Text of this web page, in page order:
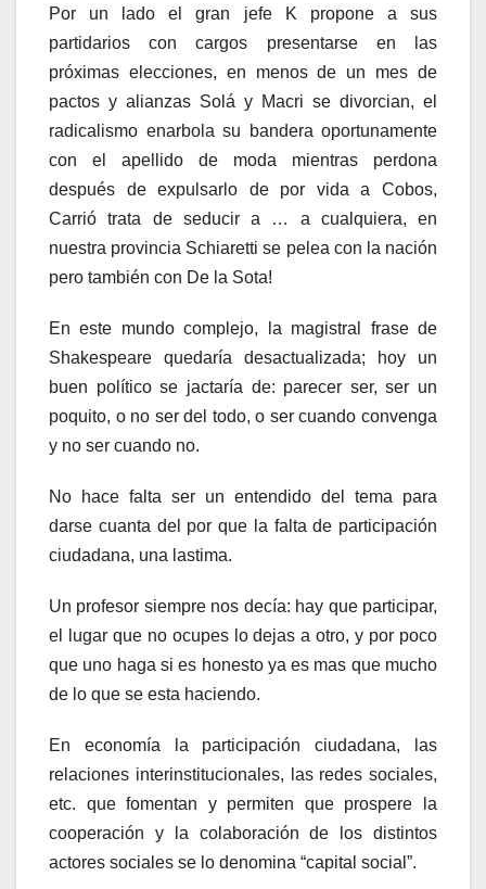
Por un lado el gran jefe K propone a sus
partidarios con cargos presentarse en las
próximas elecciones, en menos de un mes de
pactos y alianzas Solá y Macri se divorcian, el
radicalismo enarbola su bandera oportunamente
con el apellido de moda mientras perdona
después de expulsarlo de por vida a Cobos,
Carrió trata de seducir a … a cualquiera, en
nuestra provincia Schiaretti se pelea con la nación
pero también con De la Sota!
En este mundo complejo, la magistral frase de
Shakespeare quedaría desactualizada; hoy un
buen político se jactaría de: parecer ser, ser un
poquito, o no ser del todo, o ser cuando convenga
y no ser cuando no.
No hace falta ser un entendido del tema para
darse cuanta del por que la falta de participación
ciudadana, una lastima.
Un profesor siempre nos decía: hay que participar,
el lugar que no ocupes lo dejas a otro, y por poco
que uno haga si es honesto ya es mas que mucho
de lo que se esta haciendo.
En economía la participación ciudadana, las
relaciones interinstitucionales, las redes sociales,
etc. que fomentan y permiten que prospere la
cooperación y la colaboración de los distintos
actores sociales se lo denomina “capital social”.